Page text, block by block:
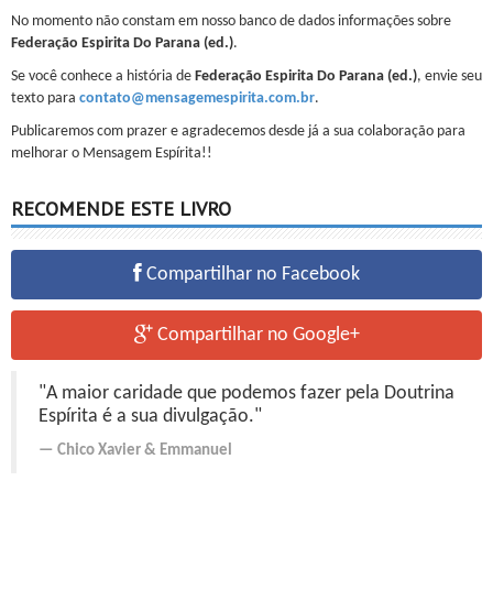
No momento não constam em nosso banco de dados informações sobre
Federação Espirita Do Parana (ed.).
Se você conhece a história de Federação Espirita Do Parana (ed.), envie seu
texto para contato@mensagemespirita.com.br.
Publicaremos com prazer e agradecemos desde já a sua colaboração para
melhorar o Mensagem Espírita!!
RECOMENDE ESTE LIVRO
Compartilhar no Facebook
Compartilhar no Google+
"A maior caridade que podemos fazer pela Doutrina
Espírita é a sua divulgação."
Chico Xavier & Emmanuel